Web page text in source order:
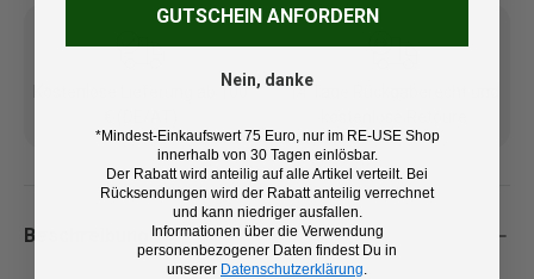
Kostenlose Lieferung ab 100
14 Tage Rückgaberecht und
Beschreibung
GUTSCHEIN ANFORDERN
Nein, danke
*Mindest-Einkaufswert 75 Euro, nur im RE-USE Shop
innerhalb von 30 Tagen einlösbar.
Der Rabatt wird anteilig auf alle Artikel verteilt. Bei
Rücksendungen wird der Rabatt anteilig verrechnet
und kann niedriger ausfallen.
Informationen über die Verwendung
personenbezogener Daten findest Du in
unserer Datenschutzerklärung